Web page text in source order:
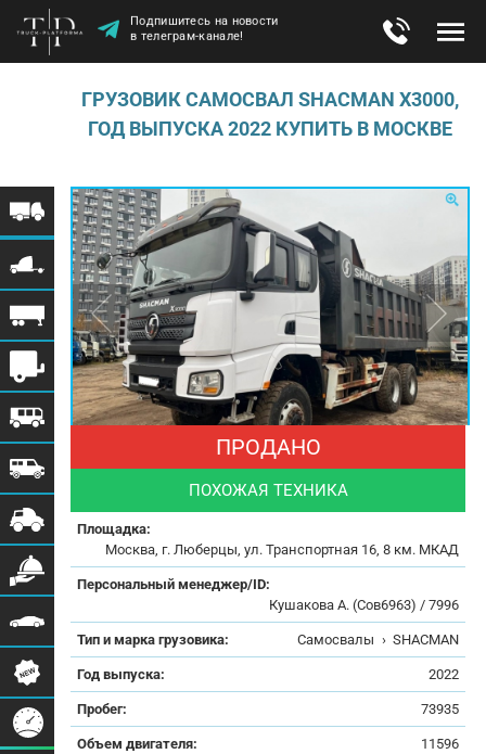
Подпишитесь на новости
в телеграм-канале!
ГРУЗОВИК САМОСВАЛ SHACMAN X3000,
ГОД ВЫПУСКА 2022 КУПИТЬ В МОСКВЕ
ПРОДАНО
ПОХОЖАЯ ТЕХНИКА
Площадка:
Москва, г. Люберцы, ул. Транспортная 16, 8 км. МКАД
Персональный менеджер/ID:
Кушакова А. (Сов6963) / 7996
Тип и марка грузовика: Самосвалы › SHACMAN
Год выпуска: 2022
Пробег: 73935
Объем двигателя: 11596